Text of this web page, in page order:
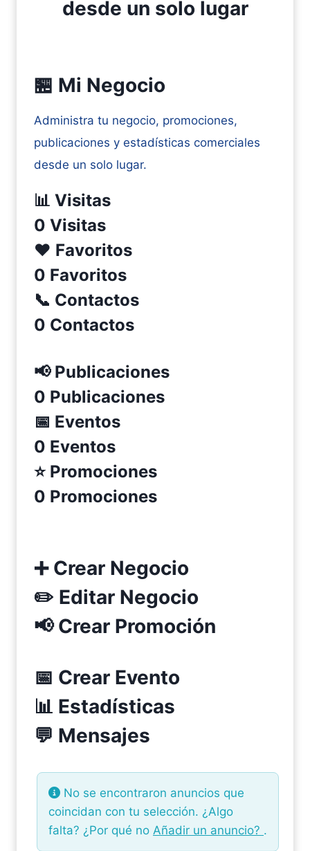
desde un solo lugar
🏪 Mi Negocio
Administra tu negocio, promociones,
publicaciones y estadísticas comerciales
desde un solo lugar.
📊 Visitas
0 Visitas
❤️ Favoritos
0 Favoritos
📞 Contactos
0 Contactos
📢 Publicaciones
0 Publicaciones
📅 Eventos
0 Eventos
⭐ Promociones
0 Promociones
➕ Crear Negocio
✏️ Editar Negocio
📢Crear Promoción
📅 Crear Evento
📊 Estadísticas
💬 Mensajes
No se encontraron anuncios que
coincidan con tu selección. ¿Algo
falta? ¿Por qué no Añadir un anuncio? .